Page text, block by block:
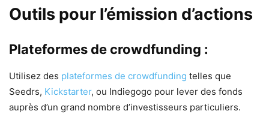
Outils pour l’émission d’actions
Plateformes de crowdfunding :
Utilisez des plateformes de crowdfunding telles que
Seedrs, Kickstarter, ou Indiegogo pour lever des fonds
auprès d’un grand nombre d’investisseurs particuliers.